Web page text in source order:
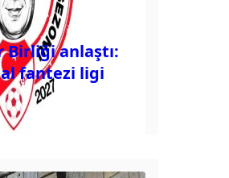
Birliği anlaştı:
fantezi ligi